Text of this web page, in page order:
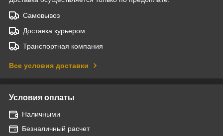
Самовывоз
Доставка курьером
Транспортная компания
Все условия доставки
Условия оплаты
Наличными
Безналичный расчет